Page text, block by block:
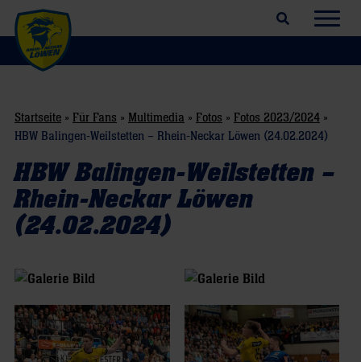
Suchfeld öffnen
Startseite » Für Fans » Multimedia » Fotos » Fotos 2023/2024 »
HBW Balingen-Weilstetten – Rhein-Neckar Löwen (24.02.2024)
HBW Balingen-Weilstetten –
Rhein-Neckar Löwen
(24.02.2024)